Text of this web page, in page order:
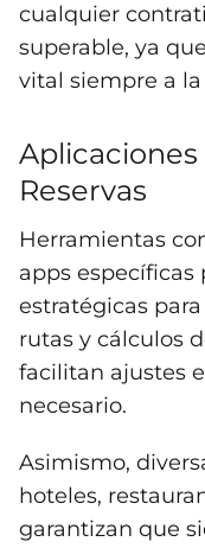
cualquier
superable, ya
vital siempre a
Reservas
Herramientas
apps específicas
estratégicas
rutas y cálculos
facilitan ajustes
necesario.
Asimismo,
hoteles,
garantizan que